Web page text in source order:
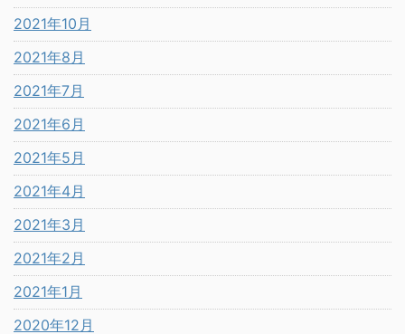
2021年10月
2021年8月
2021年7月
2021年6月
2021年5月
2021年4月
2021年3月
2021年2月
2021年1月
2020年12月